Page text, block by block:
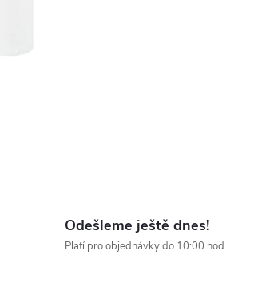
Odešleme ještě dnes!
Platí pro objednávky do 10:00 hod.